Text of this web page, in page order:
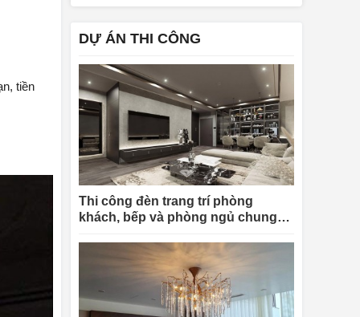
tiền
DỰ ÁN THI CÔNG
Thi công đèn trang trí phòng
khách, bếp và phòng ngủ chung